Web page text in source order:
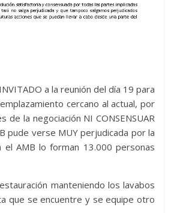
a la reunión del día 19 para
cercano al actual, por
la negociación NI CONSENSUAR
pude verse MUY perjudicada por la
AMB lo forman 13.000 personas
manteniendo los lavabos
que se encuentre y se equipe otro